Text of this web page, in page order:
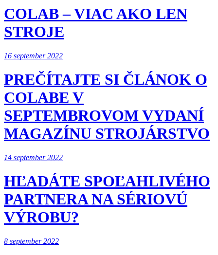
COLAB – VIAC AKO LEN
STROJE
16 september 2022
PREČÍTAJTE SI ČLÁNOK O
COLABE V
SEPTEMBROVOM VYDANÍ
MAGAZÍNU STROJÁRSTVO
14 september 2022
HĽADÁTE SPOĽAHLIVÉHO
PARTNERA NA SÉRIOVÚ
VÝROBU?
8 september 2022